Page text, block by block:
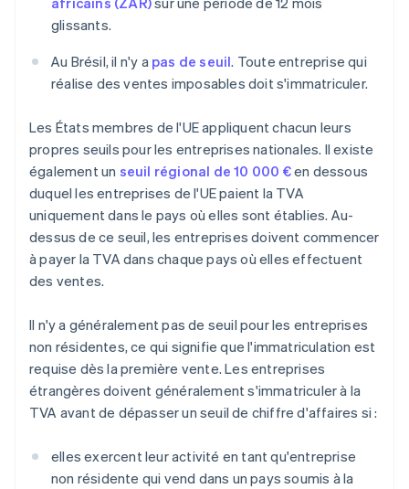
glissants.
Au Brésil, il n'y a pas de seuil. Toute entreprise qui
réalise des ventes imposables doit s'immatriculer.
Les États membres de l'UE appliquent chacun leurs
propres seuils pour les entreprises nationales. Il existe
également un seuil régional de 10 000 €en dessous
duquel les entreprises de l'UE paient la TVA
uniquement dans le pays où elles sont établies. Au-
dessus de ce seuil, les entreprises doivent commencer
à payer la TVA dans chaque pays où elles effectuent
des ventes.
Il n'y a généralement pas de seuil pour les entreprises
non résidentes, ce qui signifie que l'immatriculation est
requise dès la première vente. Les entreprises
étrangères doivent généralement s'immatriculer à la
TVA avant de dépasser un seuil de chiffre d'affaires si :
elles exercent leur activité en tant qu'entreprise
non résidente qui vend dans un pays soumis à la